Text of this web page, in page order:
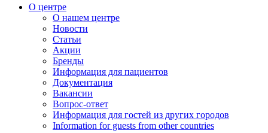
О центре
О нашем центре
Новости
Статьи
Акции
Бренды
Информация для пациентов
Документация
Вакансии
Вопрос-ответ
Информация для гостей из других городов
Information for guests from other countries